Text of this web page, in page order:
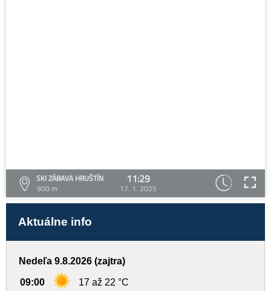
SKI ZÁBAVA HRUŠTÍN
900 m
11:29
17. 1. 2025
Aktuálne info
Nedeľa 9.8.2026 (zajtra)
09:00 17 až 22 °C